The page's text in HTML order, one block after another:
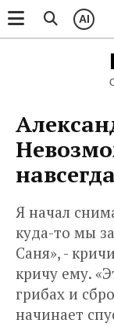
AI
навсегда
Я начал
куда-то мы
Саня», -
кричу ему.
грибах и
начинает